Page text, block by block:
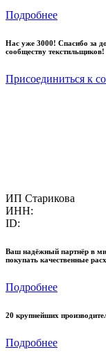
Подробнее
Нас уже 3000! Спасибо за
сообществу текстильщиков!
Присоединиться к
ИП Старикова
ИНН:
ID:
Ваш надёжный партнёр в
покупать качественные
Подробнее
20 крупнейших
Подробнее